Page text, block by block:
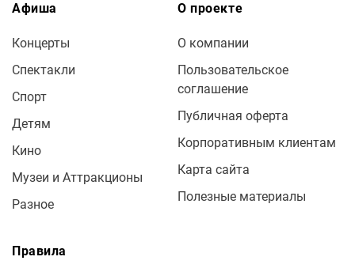
Афиша
Концерты
Спектакли
Спорт
Детям
Кино
Музеи и Аттракционы
Разное
О проекте
О компании
Пользовательское
соглашение
Публичная оферта
Корпоративным клиентам
Карта сайта
Полезные материалы
Правила